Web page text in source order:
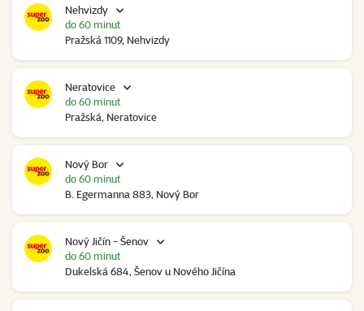
Nehvizdy
Pražská 1109, Nehvizdy
do 60 minut
Neratovice
Pražská, Neratovice
do 60 minut
Nový Bor
B. Egermanna 883, Nový Bor
do 60 minut
Nový Jičín - Šenov
Dukelská 684, Šenov u Nového Jičína
do 60 minut